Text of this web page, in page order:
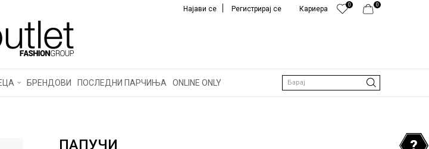
0
0
Кариера
Најави се Регистрирај се
БРЕНДОВИ ПОСЛЕДНИ ПАРЧИЊА ONLINE ONLY Барај
ПАПУЧИ